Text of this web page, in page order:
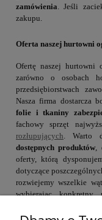
zamówienia . Jeśli
zakupu.
Oferta naszej hurtowni
Ofertę naszej hurtowni
zarówno o osobach
przedsiębiorstwach
Nasza firma dostarcza
folie i tkaniny
fachowy sprzęt
rozłupujących. Warto
dostępnych produktów,
oferty, którą
dotyczące
rozwiejemy wszelkie
wybierając